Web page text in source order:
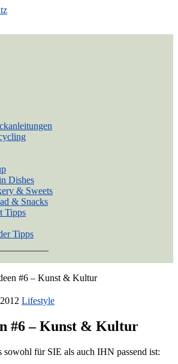
Dishes
& Sweets
& Snacks
Tipps
Tipps
#6 – Kunst & Kultur
Lifestyle
#6 – Kunst & Kultur
sowohl für SIE als auch IHN passend ist: